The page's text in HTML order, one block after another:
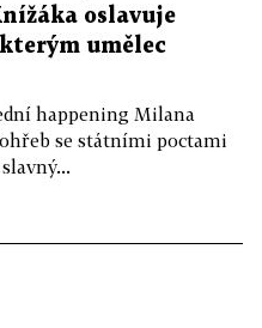
oslavuje
umělec
happening Milana
se státními poctami